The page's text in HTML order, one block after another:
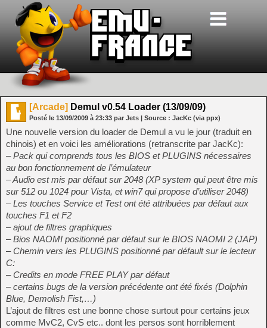
[Arcade] Demul v0.54 Loader (13/09/09)
Posté le 13/09/2009 à 23:33 par Jets | Source : JacKc (via ppx)
Une nouvelle version du loader de Demul a vu le jour (traduit en
chinois) et en voici les améliorations (retranscrite par JacKc):
– Pack qui comprends tous les BIOS et PLUGINS nécessaires
au bon fonctionnement de l’émulateur
– Audio est mis par défaut sur 2048 (XP system qui peut être mis
sur 512 ou 1024 pour Vista, et win7 qui propose d’utiliser 2048)
– Les touches Service et Test ont été attribuées par défaut aux
touches F1 et F2
– ajout de filtres graphiques
– Bios NAOMI positionné par défaut sur le BIOS NAOMI 2 (JAP)
– Chemin vers les PLUGINS positionné par défault sur le lecteur
C:
– Credits en mode FREE PLAY par défaut
– certains bugs de la version précédente ont été fixés (Dolphin
Blue, Demolish Fist,…)
L’ajout de filtres est une bonne chose surtout pour certains jeux
comme MvC2, CvS etc.. dont les persos sont horriblement